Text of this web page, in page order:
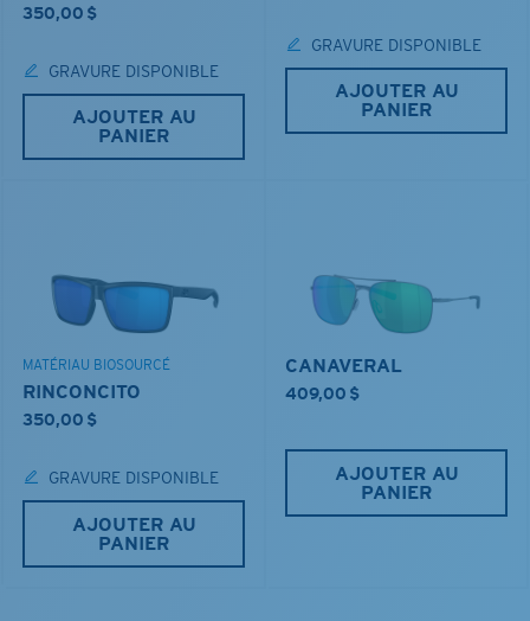
350,00 $
GRAVURE DISPONIBLE
AJOUTER AU
PANIER
GRAVURE DISPONIBLE
AJOUTER AU
PANIER
MATÉRIAU BIOSOURCÉ
RINCONCITO
350,00 $
GRAVURE DISPONIBLE
AJOUTER AU
PANIER
CANAVERAL
409,00 $
AJOUTER AU
PANIER